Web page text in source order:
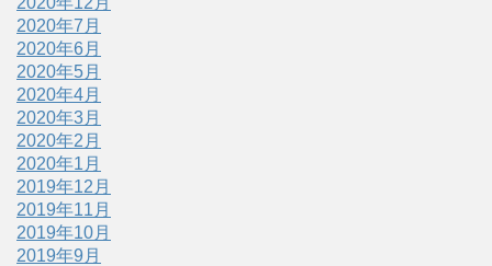
2020年7月
2020年6月
2020年5月
2020年4月
2020年3月
2020年2月
2020年1月
2019年12月
2019年11月
2019年10月
2019年9月